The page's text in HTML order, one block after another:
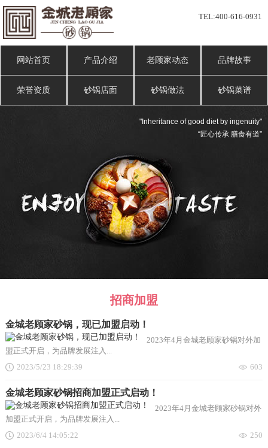
TEL:400-616-0931
网站首页 产品介绍 老顾家动态 品牌故事
荣誉资质 砂锅店面 砂锅做法 砂锅菜谱
"Inheritance of good diet by ingenuity"
“匠心传承 膳食有道”
招商加盟
金城老顾家砂锅，现已加盟启动！
2023年4月金城老顾家砂锅对外加
盟正式开启，为品牌发展注入...
603
2023/5/23 18:29:39
金城老顾家砂锅招商加盟正式启动！
2023年4月金城老顾家砂锅对外
加盟正式开启，为品牌发展注入...
250
2023/6/4 14:05:22